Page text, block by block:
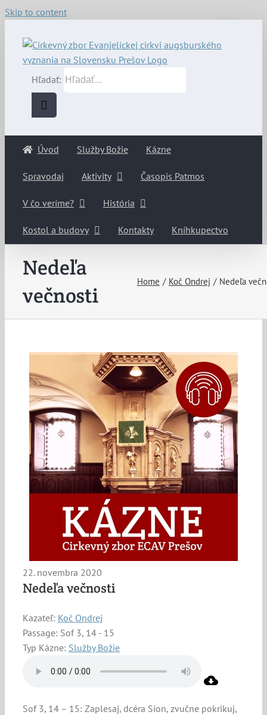
Skip to content
Hľadať:
Úvod Služby Božie Kázne
Spravodaj Aktivity Časopis Patmos
V čo veríme? História
Kostol a budovy Kontakty Kníhkupectvo
Nedeľa
večnosti
Home Koč Ondrej Nedeľa
22. novembra 2020
Nedeľa večnosti
Kazateľ: Koč Ondrej
Passage: Sof 3, 14 - 15
Typ Kázne: Služby Božie
Sof 3, 14 – 15: Zaplesaj, dcéra Sion, zvučne pokrikuj,